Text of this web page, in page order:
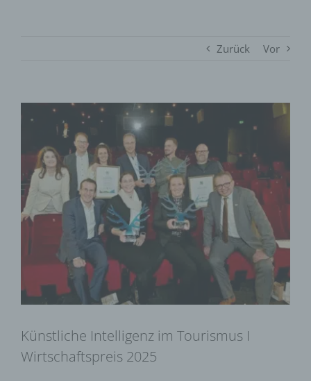
Zurück Vor
grösseres
Bild
Künstliche Intelligenz im Tourismus I
Wirtschaftspreis 2025